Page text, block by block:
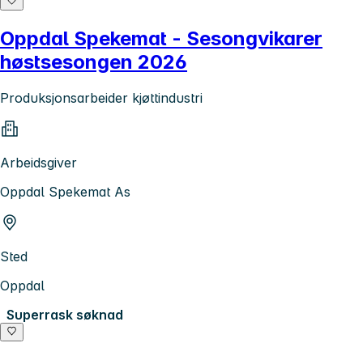
Oppdal Spekemat - Sesongvikarer
høstsesongen 2026
Produksjonsarbeider kjøttindustri
Arbeidsgiver
Oppdal Spekemat As
Sted
Oppdal
Superrask søknad